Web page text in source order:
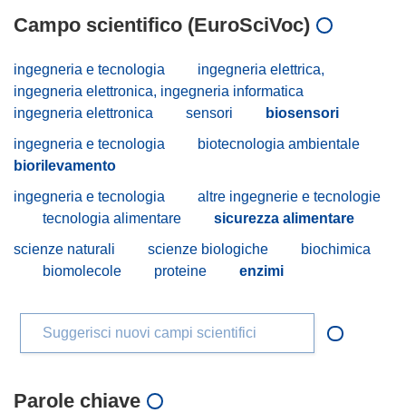
Campo scientifico (EuroSciVoc)
ingegneria e tecnologia
ingegneria elettrica,
ingegneria elettronica, ingegneria informatica
ingegneria elettronica
sensori
biosensori
ingegneria e tecnologia
biotecnologia ambientale
biorilevamento
ingegneria e tecnologia
altre ingegnerie e tecnologie
tecnologia alimentare
sicurezza alimentare
scienze naturali
scienze biologiche
biochimica
biomolecole
proteine enzimi
Suggerisci nuovi campi scientifici
Parole chiave